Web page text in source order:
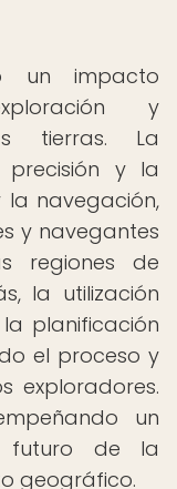
un impacto
y
tierras. La
y la
navegación,
y navegantes
regiones de
la utilización
planificación
el proceso y
exploradores.
un
futuro de la
geográfico.